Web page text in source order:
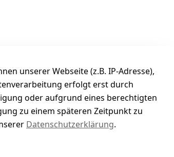
unserer Webseite (z.B. IP-Adresse),
erfolgt erst durch
oder aufgrund eines berechtigten
zu einem späteren Zeitpunkt zu
Datenschutzerklärung.